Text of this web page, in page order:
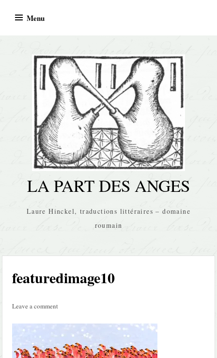
Menu
LA PART DES ANGES
Laure Hinckel, traductions littéraires – domaine
roumain
featuredimage10
Leave a comment